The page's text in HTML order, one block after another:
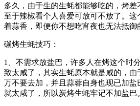
多久，由于生的生蚝都能够吃的，烤差
至于辣椒看个人喜爱可放可不放了。
着蒜香，即便你不想吃宵夜也无法抵御
碳烤生蚝技巧：
1、不需求放盐巴，许多人在烤这个时
致太咸了，其实生蚝原本就是咸的，
万不要去加，并且蒜蓉自身也现已加盐
就太咸了，所以炭烤生蚝牢记不加盐巴